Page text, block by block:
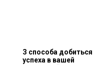
З способа добиться
успеха в вашей